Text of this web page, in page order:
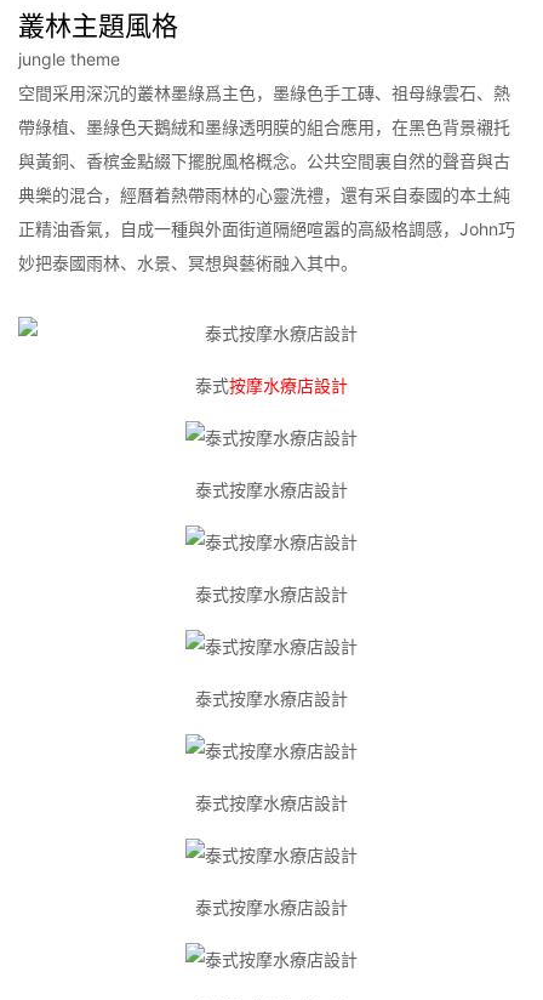
叢林主題風格
jungle theme
空間采用深沉的叢林墨綠爲主色，墨綠色手工磚、祖母綠雲石、熱
帶綠植、墨綠色天鵝絨和墨綠透明膜的組合應用，在黑色背景襯托
與黃銅、香槟金點綴下擺脫風格概念。公共空間裏自然的聲音與古
典樂的混合，經曆着熱帶雨林的心靈洗禮，還有采自泰國的本土純
正精油香氣，自成一種與外面街道隔絕喧嚣的高級格調感，John巧
妙把泰國雨林、水景、冥想與藝術融入其中。
泰式按摩水療店設計
泰式按摩水療店設計
泰式按摩水療店設計
泰式按摩水療店設計
泰式按摩水療店設計
泰式按摩水療店設計